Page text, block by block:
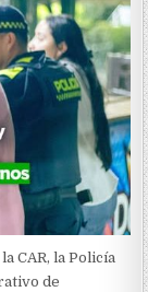
CAR, la Policía
de